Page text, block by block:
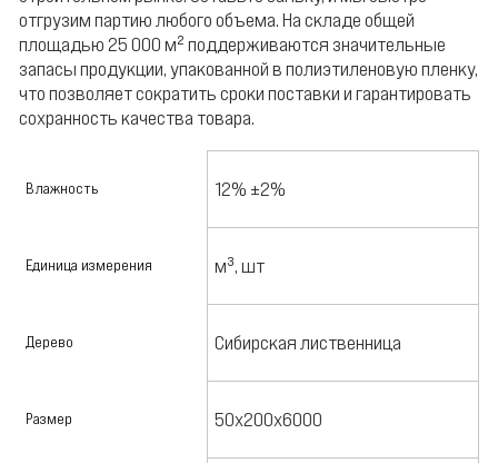
отгрузим партию любого объема. На складе общей
площадью 25 000 м² поддерживаются значительные
запасы продукции, упакованной в полиэтиленовую пленку,
что позволяет сократить сроки поставки и гарантировать
сохранность качества товара.
Влажность 12% ±2%
Единица измерения м³, шт
Дерево Сибирская лиственница
Размер 50х200х6000